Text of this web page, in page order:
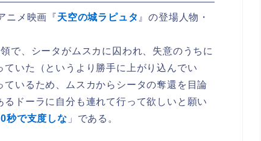
ニメ映画『天空の城ラピュタ 』の登場人物・
で、シータがムスカに囚われ、失意のうちに
いた（というより勝手に上がり込んでい
いるため、ムスカからシータの奪還を目論
ドーラに自分も連れて行って欲しいと願い
秒で支度しな 」である。